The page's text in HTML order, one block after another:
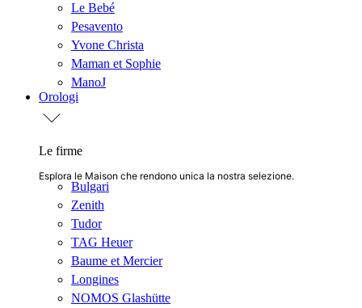
Le Bebé
Pesavento
Yvone Christa
Maman et Sophie
ManoJ
Orologi
Le firme
Esplora le Maison che rendono unica la nostra selezione.
Bulgari
Zenith
Tudor
TAG Heuer
Baume et Mercier
Longines
NOMOS Glashütte